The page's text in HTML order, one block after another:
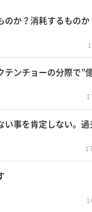
のか？消耗するものか
テンチョーの分際で”
い事を肯定しない。過